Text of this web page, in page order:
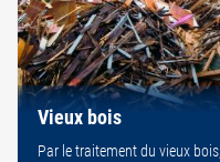
Vieux bois
Par le traitement du vieux